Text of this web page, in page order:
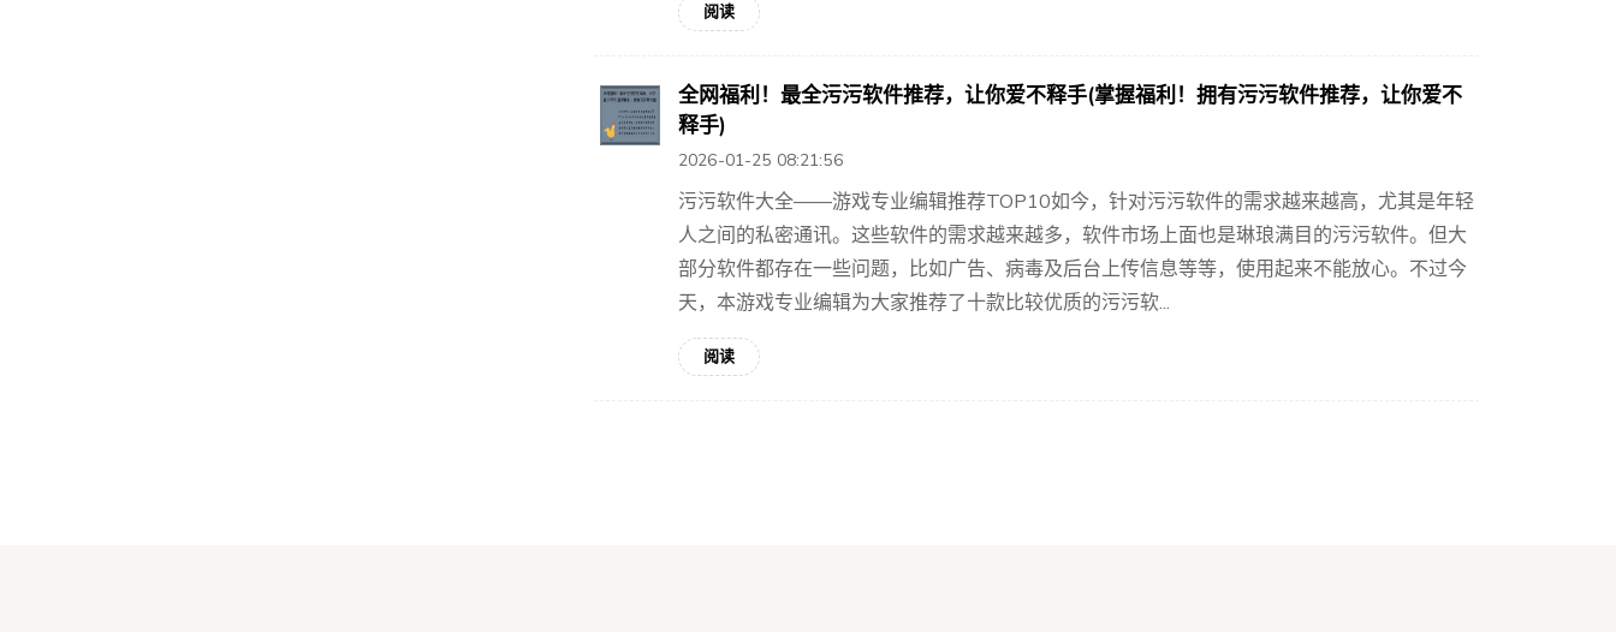
阅读
全网福利！最全污污软件推荐，让你爱不释手(掌握福利！拥有污污软件推荐，让你爱不
释手)
2026-01-25 08:21:56
污污软件大全——游戏专业编辑推荐TOP10如今，针对污污软件的需求越来越高，尤其是年轻
人之间的私密通讯。这些软件的需求越来越多，软件市场上面也是琳琅满目的污污软件。但大
部分软件都存在一些问题，比如广告、病毒及后台上传信息等等，使用起来不能放心。不过今
天，本游戏专业编辑为大家推荐了十款比较优质的污污软...
阅读